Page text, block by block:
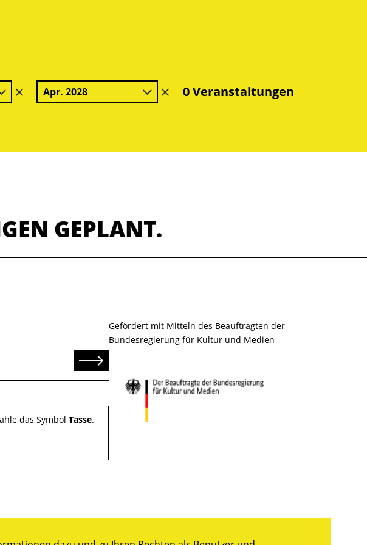
Filter
löschen
Apr. 2028
Filter0 Veranstaltungen
GEPLANT.
Senden
das Symbol Tasse.
Gefördert mit Mitteln des Beauftragten der
Bundesregierung für Kultur und Medien